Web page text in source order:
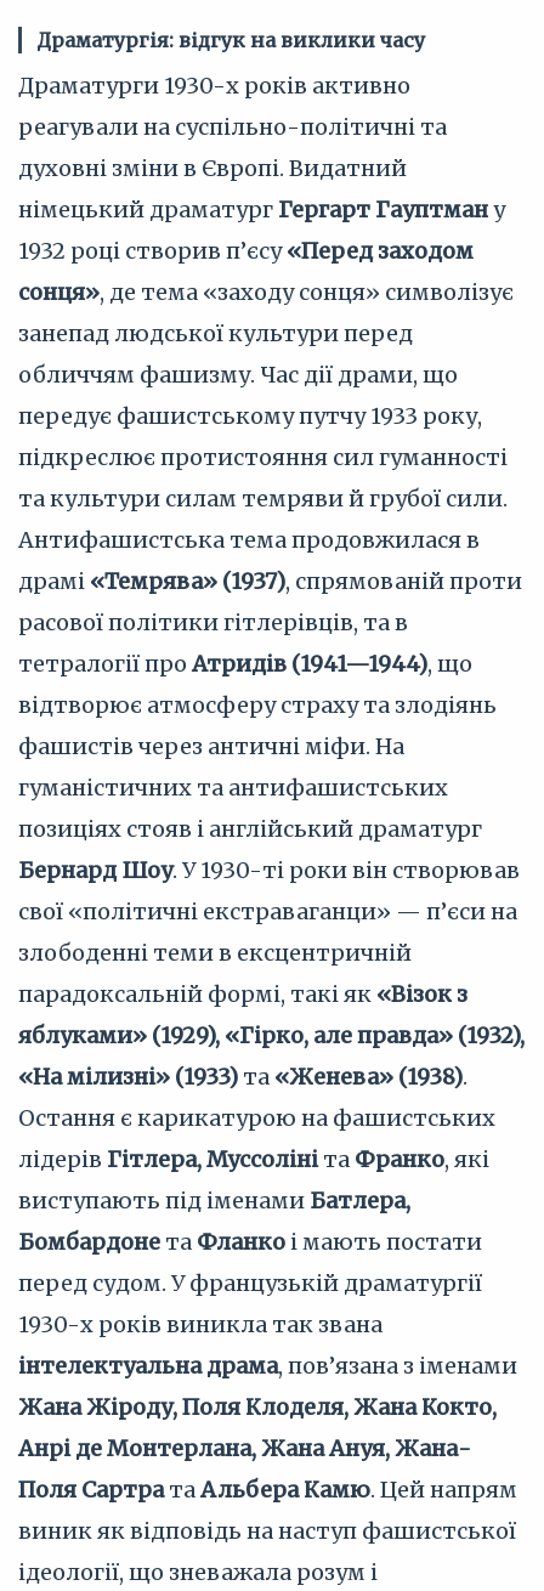
Драматургія: відгук на виклики часу
Драматурги 1930-х років активно
реагували на суспільно-політичні та
духовні зміни в Європі. Видатний
німецький драматург Гергарт Гауптману
1932 році створив п’єсу«Перед заходом
сонця», де тема «заходу сонця» символізує
занепад людської культури перед
обличчям фашизму. Час дії драми, що
передує фашистському путчу 1933 року,
підкреслює протистояння сил гуманності
та культури силам темряви й грубої сили.
Антифашистська тема продовжилася в
драмі «Темрява» (1937), спрямованій проти
расової політики гітлерівців, та в
тетралогії проАтридів (1941—1944), що
відтворює атмосферу страху та злодіянь
фашистів через античні міфи. На
гуманістичних та антифашистських
позиціях стояв і англійський драматург
Бернард Шоу. У 1930-ті роки він створював
свої «політичні екстраваганци» — п’єси на
злободенні теми в ексцентричній
парадоксальній формі, такі як «Візок з
яблуками» (1929), «Гірко, але правда» (1932),
«На мілизні» (1933) та «Женева» (1938).
Остання є карикатурою на фашистських
лідерів Гітлера, Муссолініта Франко, які
виступають під іменами Батлера,
Бомбардоне та Фланко і мають постати
перед судом. У французькій драматургії
1930-х років виникла так звана
інтелектуальна драма, пов’язана з іменами
Жана Жіроду, Поля Клоделя, Жана Кокто,
Анрі де Монтерлана, Жана Ануя, Жана-
Поля СартратаАльбера Камю. Цей напрям
виник як відповідь на наступ фашистської
ідеології, що зневажала розум і